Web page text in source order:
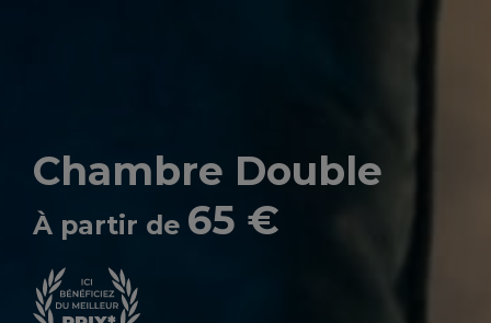
Chambre Double
À partir de 65 €